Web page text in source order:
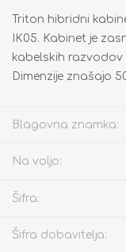
Triton hibridni
IK05. Kabinet je
kabelskih razvodov
Dimenzije znašajo
Blagovna znamka:
Na voljo:
Šifra:
Šifra dobavitelja: